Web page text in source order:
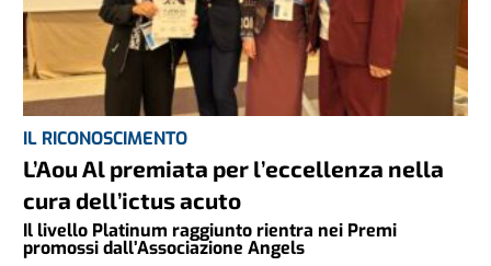
IL RICONOSCIMENTO
L’Aou Al premiata per l’eccellenza nella
cura dell’ictus acuto
Il livello Platinum raggiunto rientra nei Premi
promossi dall’Associazione Angels